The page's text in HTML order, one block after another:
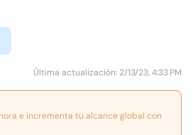
Última actualización: 2/13/23, 4:33 PM
e incrementa tu alcance global con